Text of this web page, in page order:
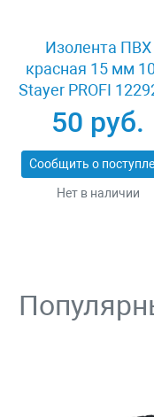
Изолента ПВХ
красная 15 мм
Stayer PROFI
15-10
50 руб.
Нет в наличии